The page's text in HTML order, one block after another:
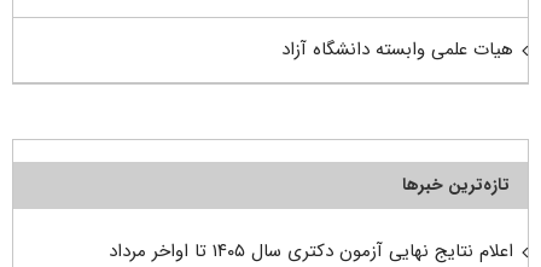
هیات علمی وابسته دانشگاه آزاد
تازه‌ترین خبرها
اعلام نتایج نهایی آزمون دکتری سال ۱۴۰۵ تا اواخر مرداد